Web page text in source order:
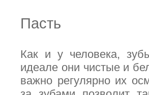
Пасть
Как и у человека,
идеале они чистые и
важно регулярно их